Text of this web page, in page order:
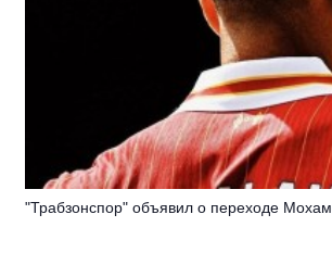
"Трабзонспор" объявил о переходе